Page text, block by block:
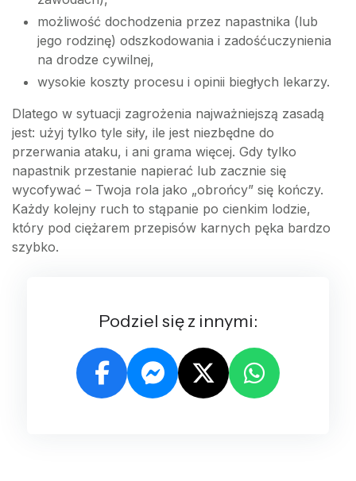
możliwość dochodzenia przez napastnika (lub
jego rodzinę) odszkodowania i zadośćuczynienia
na drodze cywilnej,
wysokie koszty procesu i opinii biegłych lekarzy.
Dlatego w sytuacji zagrożenia najważniejszą zasadą
jest: użyj tylko tyle siły, ile jest niezbędne do
przerwania ataku, i ani grama więcej. Gdy tylko
napastnik przestanie napierać lub zacznie się
wycofywać – Twoja rola jako „obrońcy” się kończy.
Każdy kolejny ruch to stąpanie po cienkim lodzie,
który pod ciężarem przepisów karnych pęka bardzo
szybko.
Podziel się z innymi: